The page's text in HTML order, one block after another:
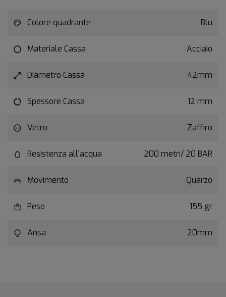
Colore quadrante Blu
Materiale Cassa Acciaio
Diametro Cassa 42mm
Spessore Cassa 12 mm
Vetro Zaffiro
Resistenza all'acqua 200 metri/ 20 BAR
Movimento Quarzo
Peso 155 gr
Ansa 20mm